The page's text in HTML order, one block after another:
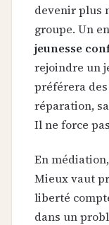
devenir plus
groupe. Un
jeunesse
rejoindre un
préférera
réparation,
Il ne force
En
Mieux vaut
liberté
dans un